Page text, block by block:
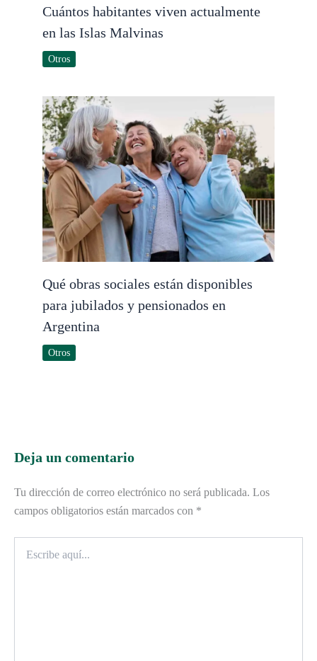
Cuántos habitantes viven actualmente
en las Islas Malvinas
Otros
Qué obras sociales están disponibles
para jubilados y pensionados en
Argentina
Otros
Deja un comentario
Tu dirección de correo electrónico no será publicada. Los
campos obligatorios están marcados con *
aquí...